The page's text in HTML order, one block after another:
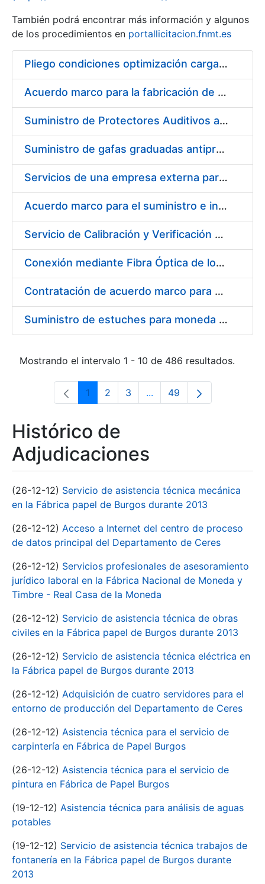
También podrá encontrar más información y algunos
de los procedimientos en portallicitacion.fnmt.es
Pliego condiciones optimización cargas compras firmado
Acuerdo marco para la fabricación de piezas
Suministro de Protectores Auditivos a medida para las personas trabajadoras de los Centros de Trabajo de Madrid y Burgos
Suministro de gafas graduadas antiproyecciones para los trabajadores de la FNMT-RCM en los centros de trabajo de Madrid y Burgos
Servicios de una empresa externa para el asesoramiento y resolución de los recursos de alzada que se presentan relacionados con procesos de selección para la FNMT-RCM
Acuerdo marco para el suministro e instalación de persianas, estores y otros complementos
Servicio de Calibración y Verificación Externa de los Equipos de Medición del Servicio de Prevención de la FNMT-RCM
Conexión mediante Fibra Óptica de los Centros de Proceso de Datos (CPDs) de las sedes de la FNMT-RCM de Burgos y Madrid
Contratación de acuerdo marco para el Suministro de Material de Electricidad para la Fábrica Nacional de Moneda y Timbre-Real Casa de la Moneda en su centro de trabajo de Burgos
Suministro de estuches para moneda de 30 €
Mostrando el intervalo 1 - 10 de 486 resultados.
Página
1 Página
2 Página
3 ...Páginas intermedias Use
Página
49
Histórico de
Adjudicaciones
(26-12-12) Servicio de asistencia técnica mecánica
en la Fábrica papel de Burgos durante 2013
(26-12-12) Acceso a Internet del centro de proceso
de datos principal del Departamento de Ceres
(26-12-12) Servicios profesionales de asesoramiento
jurídico laboral en la Fábrica Nacional de Moneda y
Timbre - Real Casa de la Moneda
(26-12-12) Servicio de asistencia técnica de obras
civiles en la Fábrica papel de Burgos durante 2013
(26-12-12) Servicio de asistencia técnica eléctrica en
la Fábrica papel de Burgos durante 2013
(26-12-12) Adquisición de cuatro servidores para el
entorno de producción del Departamento de Ceres
(26-12-12) Asistencia técnica para el servicio de
carpintería en Fábrica de Papel Burgos
(26-12-12) Asistencia técnica para el servicio de
pintura en Fábrica de Papel Burgos
(19-12-12) Asistencia técnica para análisis de aguas
potables
(19-12-12) Servicio de asistencia técnica trabajos de
fontanería en la Fábrica papel de Burgos durante
2013